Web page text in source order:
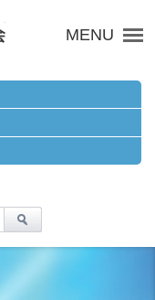
MENU